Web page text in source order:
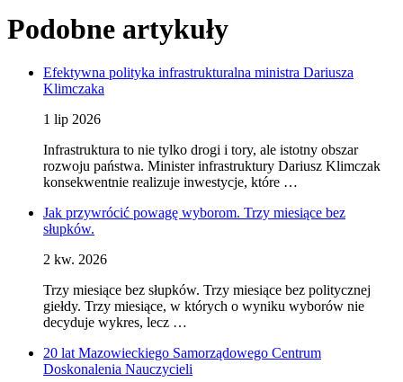
Podobne artykuły
Efektywna polityka infrastrukturalna ministra Dariusza
Klimczaka
1 lip 2026
Infrastruktura to nie tylko drogi i tory, ale istotny obszar
rozwoju państwa. Minister infrastruktury Dariusz Klimczak
konsekwentnie realizuje inwestycje, które …
Jak przywrócić powagę wyborom. Trzy miesiące bez
słupków.
2 kw. 2026
Trzy miesiące bez słupków. Trzy miesiące bez politycznej
giełdy. Trzy miesiące, w których o wyniku wyborów nie
decyduje wykres, lecz …
20 lat Mazowieckiego Samorządowego Centrum
Doskonalenia Nauczycieli